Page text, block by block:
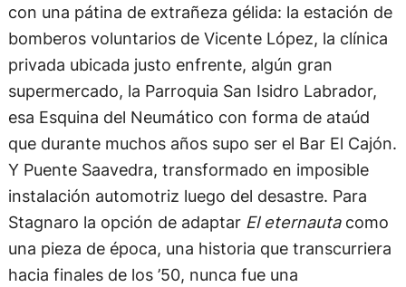
con una pátina de extrañeza gélida: la estación de
bomberos voluntarios de Vicente López, la clínica
privada ubicada justo enfrente, algún gran
supermercado, la Parroquia San Isidro Labrador,
esa Esquina del Neumático con forma de ataúd
que durante muchos años supo ser el Bar El Cajón.
Y Puente Saavedra, transformado en imposible
instalación automotriz luego del desastre. Para
Stagnaro la opción de adaptar El eternautacomo
una pieza de época, una historia que transcurriera
hacia finales de los ’50, nunca fue una